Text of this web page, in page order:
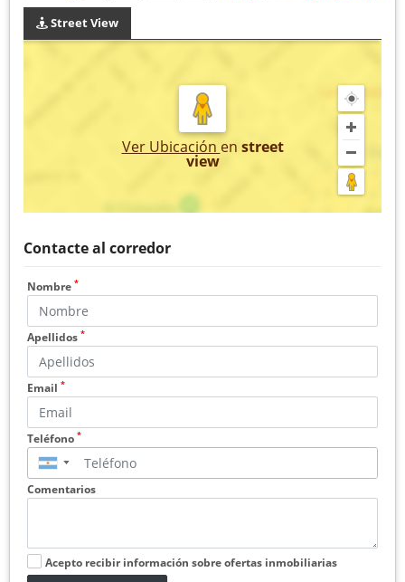
Street View
Ver Ubicación en street
view
Contacte al corredor
Nombre *
Apellidos *
Email *
Teléfono *
▼
Comentarios
Acepto recibir información sobre ofertas inmobiliarias